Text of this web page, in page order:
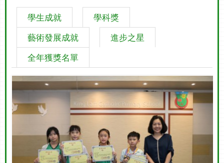
學生成就
學科獎
藝術發展成就
進步之星
全年獲獎名單